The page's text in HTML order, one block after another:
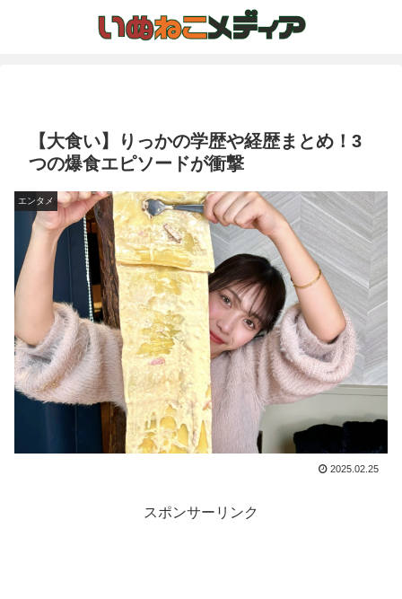
【大食い】りっかの学歴や経歴まとめ！3
つの爆食エピソードが衝撃
エンタメ
2025.02.25
スポンサーリンク